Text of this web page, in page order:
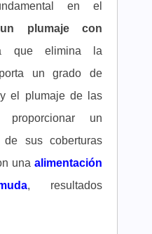
en el
un plumaje con
que elimina la
un grado de
el plumaje de las
un
sus coberturas
una alimentación
, resultados